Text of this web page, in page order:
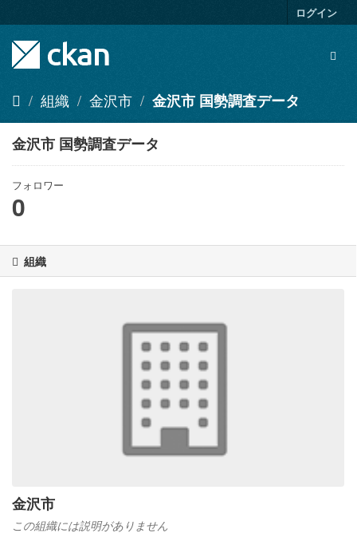
キ
容
ログイン
組織 金沢市 金沢市 国勢調査データ
金沢市 国勢調査データ
フォロワー
0
組織
金沢市
この組織には説明がありません